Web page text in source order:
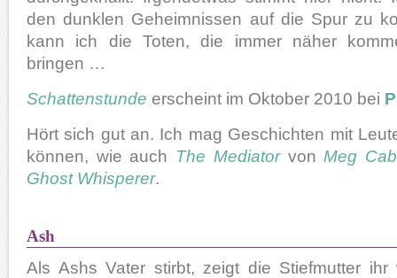
den dunklen Geheimnissen auf die Spur zu
kann ich die Toten, die immer näher
bringen …
Schattenstunde erscheint im Oktober 2010 bei
Hört sich gut an. Ich mag Geschichten mit
können, wie auch The Mediatorvon Meg
Ghost Whisperer.
Ash
Als Ashs Vater stirbt, zeigt die Stiefmutter ihr